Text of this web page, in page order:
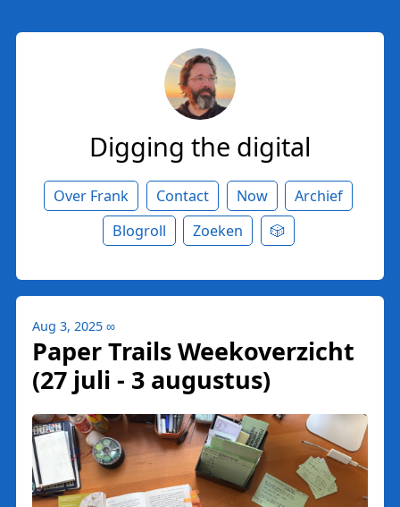
Digging the digital
Over Frank Contact Now
Archief
Blogroll
Zoeken 🎲
Aug 3, 2025 ∞
Paper Trails Weekoverzicht
(27 juli - 3 augustus)